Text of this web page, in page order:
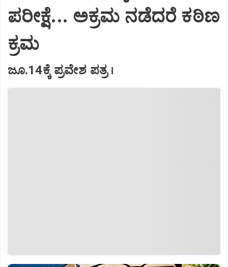
ಪರೀಕ್ಷೆ... ಅಕ್ರಮ ನಡೆದರೆ ಕಠಿಣ
ಕ್ರಮ
ಜೂ.14ಕ್ಕೆ ಪ್ರವೇಶ ಪತ್ರ ।